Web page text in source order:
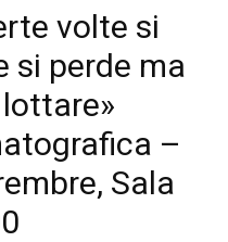
volte si
si perde ma
–
Sala